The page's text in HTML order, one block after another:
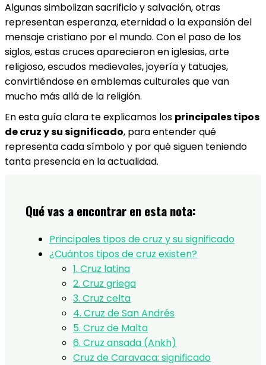
Algunas simbolizan sacrificio y salvación, otras
representan esperanza, eternidad o la expansión del
mensaje cristiano por el mundo. Con el paso de los
siglos, estas cruces aparecieron en iglesias, arte
religioso, escudos medievales, joyería y tatuajes,
convirtiéndose en emblemas culturales que van
mucho más allá de la religión.
En esta guía clara te explicamos los principales tipos
de cruz y su significado, para entender qué
representa cada símbolo y por qué siguen teniendo
tanta presencia en la actualidad.
Qué vas a encontrar en esta nota:
Principales tipos de cruz y su significado
¿Cuántos tipos de cruz existen?
1. Cruz latina
2. Cruz griega
3. Cruz celta
4. Cruz de San Andrés
5. Cruz de Malta
6. Cruz ansada (Ankh)
Cruz de Caravaca: significado